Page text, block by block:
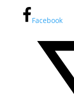
Facebook